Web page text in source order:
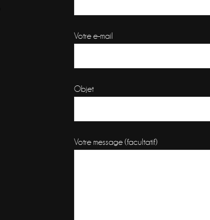
Votre e-mail
Objet
Votre message (facultatif)